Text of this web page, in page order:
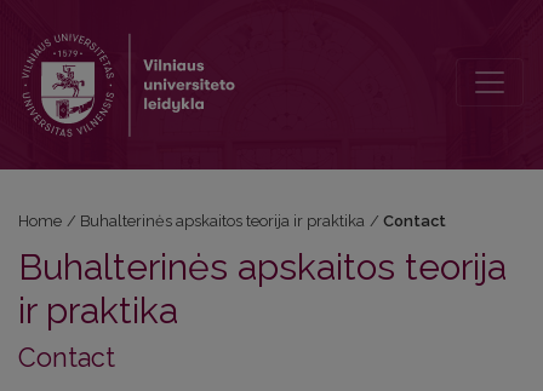
Home / Buhalterinės apskaitos teorija ir praktika / Contact
Buhalterinės apskaitos teorija
ir praktika
Contact